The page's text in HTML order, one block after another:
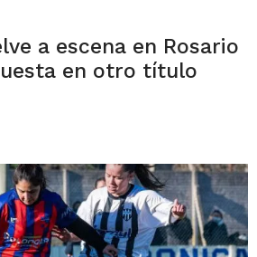
a escena en Rosario
en otro título